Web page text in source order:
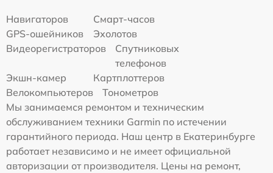
Навигаторов
Смарт-часов
GPS-ошейников
Эхолотов
Видеорегистраторов
Спутниковых
телефонов
Экшн-камер
Картплоттеров
Велокомпьютеров
Тонометров
Мы занимаемся ремонтом и техническим
обслуживанием техники Garmin по истечении
гарантийного периода. Наш центр в Екатеринбурге
работает независимо и не имеет официальной
авторизации от производителя. Цены на ремонт,